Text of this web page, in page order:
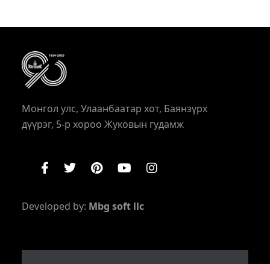
Монгол улс, Улаанбаатар хот, Баянзүрх
дүүрэг, 5-р хороо Жуковын гудамж
Developed by: Mbg soft llc